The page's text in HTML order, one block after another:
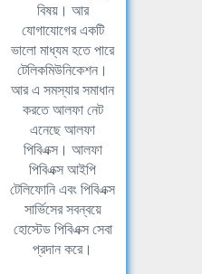
বিষয়। আর
যোগাযোগের একটি
ভালো মাধ্যম হতে পারে
টেলিকমিউনিকেশন।
আর এ সমস্যার সমাধান
করতে আলফা নেট
এনেছে আলফা
পিবিএক্স। আলফা
পিবিএক্স আইপি
টেলিফোনি এবং পিবিএক্স
সার্ভিসের সবন্বয়ে
হোস্টেড পিবিএক্স সেবা
প্রদান করে।